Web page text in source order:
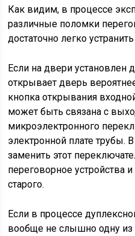
Как видим, в процессе
различные поломки
достаточно легко
Если на двери установлен
открывает дверь
кнопка открывания
может быть связана с
микроэлектронного
электронной плате трубы.
заменить этот
переговорное устройства
старого.
Если в процессе
вообще не слышно одну из